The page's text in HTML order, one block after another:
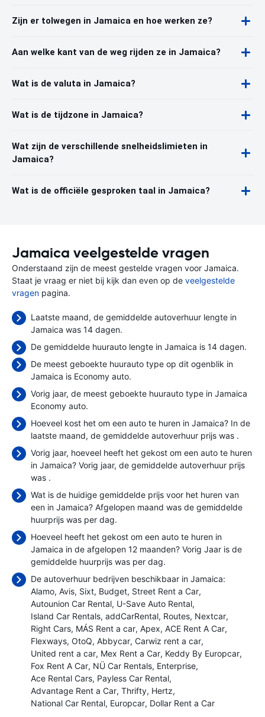
Zijn er tolwegen in Jamaica en hoe werken ze?
Aan welke kant van de weg rijden ze in Jamaica?
Wat is de valuta in Jamaica?
Wat is de tijdzone in Jamaica?
Wat zijn de verschillende snelheidslimieten in
Jamaica?
Wat is de officiële gesproken taal in Jamaica?
Jamaica veelgestelde vragen
Onderstaand zijn de meest gestelde vragen voor Jamaica.
Staat je vraag er niet bij kijk dan even op de veelgestelde
vragen pagina.
Laatste maand, de gemiddelde autoverhuur lengte in
Jamaica was 14 dagen.
De gemiddelde huurauto lengte in Jamaica is 14 dagen.
De meest geboekte huurauto type op dit ogenblik in
Jamaica is Economy auto.
Vorig jaar, de meest geboekte huurauto type in Jamaica
Economy auto.
Hoeveel kost het om een auto te huren in Jamaica? In de
laatste maand, de gemiddelde autoverhuur prijs was .
Vorig jaar, hoeveel heeft het gekost om een auto te huren
in Jamaica? Vorig jaar, de gemiddelde autoverhuur prijs
was .
Wat is de huidige gemiddelde prijs voor het huren van
een in Jamaica? Afgelopen maand was de gemiddelde
huurprijs was per dag.
Hoeveel heeft het gekost om een auto te huren in
Jamaica in de afgelopen 12 maanden? Vorig Jaar is de
gemiddelde huurprijs was per dag.
De autoverhuur bedrijven beschikbaar in Jamaica:
Alamo Avis Sixt Budget Street Rent a Car
Autounion Car Rental U-Save Auto Rental
Island Car Rentals addCarRental Routes Nextcar
Right Cars MÁS Rent a car Apex ACE Rent A Car
Flexways OtoQ Abbycar Carwiz rent a car
United rent a car Mex Rent a Car Keddy By Europcar
Fox Rent A Car NÜ Car Rentals Enterprise
Ace Rental Cars Payless Car Rental
Advantage Rent a Car Thrifty Hertz
National Car Rental Europcar Dollar Rent a Car